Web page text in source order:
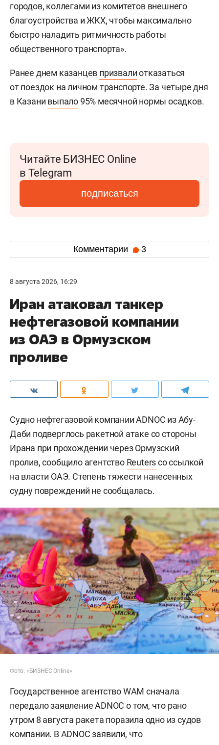
городов, коллегами из комитетов внешнего
благоустройства и ЖКХ, чтобы максимально
быстро наладить ритмичность работы
общественного транспорта».
Ранее днем казанцев призвалиотказаться
от поездок на личном транспорте. За четыре дня
в Казани выпало 95% месячной нормы осадков.
Читайте БИЗНЕС Online
в Telegram
подписаться
Комментарии 3
8 августа 2026, 16:29
Иран атаковал танкер
нефтегазовой компании
из ОАЭ в Ормузском
проливе
Судно нефтегазовой компании ADNOC из Абу-
Даби подверглось ракетной атаке со стороны
Ирана при прохождении через Ормузский
пролив, сообщило агентство Reutersсо ссылкой
на власти ОАЭ. Степень тяжести нанесенных
судну повреждений не сообщалась.
Фото: «БИЗНЕС Online»
Государственное агентство WAM сначала
передало заявление ADNOC о том, что рано
утром 8 августа ракета поразила одно из судов
компании. В ADNOC заявили, что